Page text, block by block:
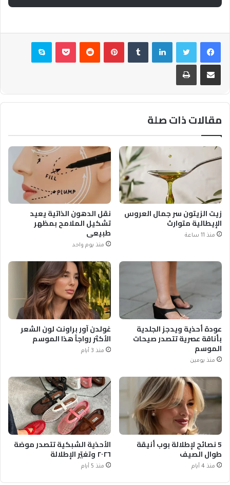
فيسبوكتويتر لينكدإن بينتيريست بوكيت سكايب
مشاركة عبر البريد طباعة
مقالات ذات صلة
زيت الزيتون سر جمال العروس
الإيطالية متوارث
منذ 11 ساعة
نقل الدهون الذاتية يعيد
تشكيل الملامح بمظهر
طبيعي
منذ يوم واحد
عودة أحذية ويدجز الجلدية
بأناقة عصرية تتصدر صيحات
الموسم
منذ يومين
غولدن آور براونت لون الشعر
الأكثر رواجاً هذا الموسم
منذ 3 أيام
5 نصائح لإطلالة بوب أنيقة
طوال الصيف
منذ 4 أيام
الأحذية الشبكية تتصدر موضة
٢٠٢٦ وتغيّر الإطلالة
منذ 5 أيام